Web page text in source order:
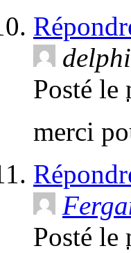
Posté le
merci
Posté le